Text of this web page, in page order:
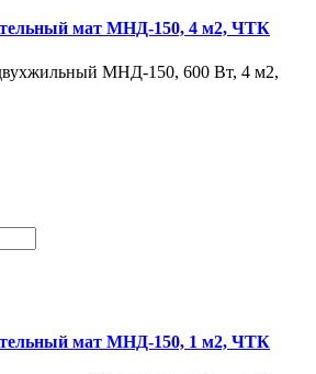
мат МНД-150, 4 м2, ЧТК
МНД-150, 600 Вт, 4 м2,
мат МНД-150, 1 м2, ЧТК